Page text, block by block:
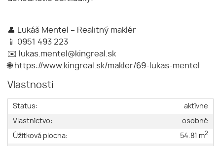
👤 Lukáš Mentel – Realitný maklér
📱 0951 493 223
✉️ lukas.mentel@kingreal.sk
🌐 https://www.kingreal.sk/makler/69-lukas-mentel
Vlastnosti
Status:
aktívne
Vlastníctvo:
osobné
Úžitková plocha:
54.81 m2